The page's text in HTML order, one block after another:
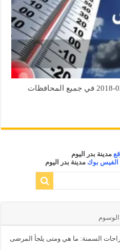
حالة الطقس اليوم السبت 10-03-2018 في جميع المحافظات
مدينة بدر اليوم
الفيس بوك مدينة بدر اليوم
الوسوم
السمنة: ما هي ومتى يلجأ المرضى